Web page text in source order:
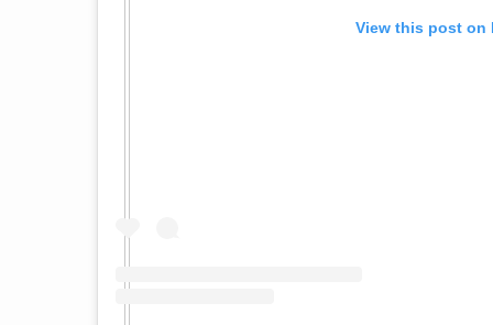
View this post on